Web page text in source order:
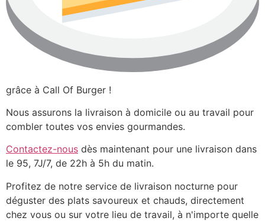
grâce à Call Of Burger !
Nous assurons la livraison à domicile ou au travail pour
combler toutes vos envies gourmandes.
Contactez-nous dès maintenant pour une livraison dans
le 95, 7J/7, de 22h à 5h du matin.
Profitez de notre service de livraison nocturne pour
déguster des plats savoureux et chauds, directement
chez vous ou sur votre lieu de travail, à n'importe quelle